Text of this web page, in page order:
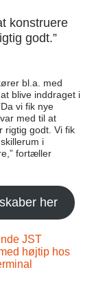
konstruere
godt.”
bl.a. med
blive inddraget i
vi fik nye
med til at
rigtig godt. Vi fik
i
fortæller
her